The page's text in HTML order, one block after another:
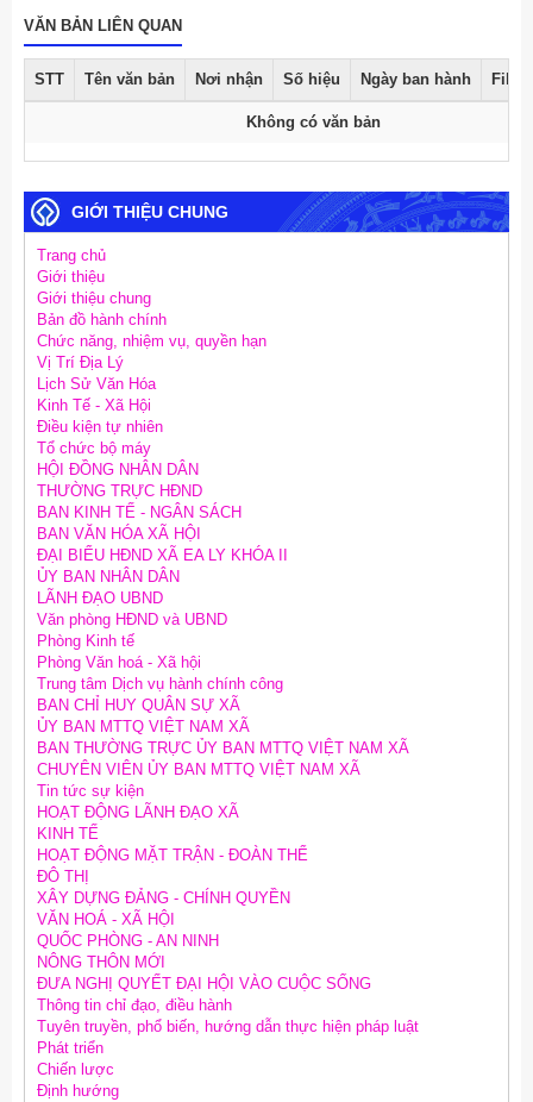
VĂN BẢN LIÊN QUAN
STT Tên văn bản Nơi nhận Số hiệu Ngày ban hành File
Không có văn bản
GIỚI THIỆU CHUNG
Trang chủ
Giới thiệu
Giới thiệu chung
Bản đồ hành chính
Chức năng, nhiệm vụ, quyền hạn
Vị Trí Địa Lý
Lịch Sử Văn Hóa
Kinh Tế - Xã Hội
Điều kiện tự nhiên
Tổ chức bộ máy
HỘI ĐỒNG NHÂN DÂN
THƯỜNG TRỰC HĐND
BAN KINH TẾ - NGÂN SÁCH
BAN VĂN HÓA XÃ HỘI
ĐẠI BIỂU HĐND XÃ EA LY KHÓA II
ỦY BAN NHÂN DÂN
LÃNH ĐẠO UBND
Văn phòng HĐND và UBND
Phòng Kinh tế
Phòng Văn hoá - Xã hội
Trung tâm Dịch vụ hành chính công
BAN CHỈ HUY QUÂN SỰ XÃ
ỦY BAN MTTQ VIỆT NAM XÃ
BAN THƯỜNG TRỰC ỦY BAN MTTQ VIỆT NAM XÃ
CHUYÊN VIÊN ỦY BAN MTTQ VIỆT NAM XÃ
Tin tức sự kiện
HOẠT ĐỘNG LÃNH ĐẠO XÃ
KINH TẾ
HOẠT ĐỘNG MẶT TRẬN - ĐOÀN THỂ
ĐÔ THỊ
XÂY DỰNG ĐẢNG - CHÍNH QUYỀN
VĂN HOÁ - XÃ HỘI
QUỐC PHÒNG - AN NINH
NÔNG THÔN MỚI
ĐƯA NGHỊ QUYẾT ĐẠI HỘI VÀO CUỘC SỐNG
Thông tin chỉ đạo, điều hành
Tuyên truyền, phổ biến, hướng dẫn thực hiện pháp luật
Phát triển
Chiến lược
Định hướng